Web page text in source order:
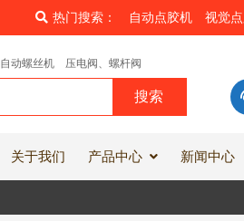
热门搜索： 自动点胶机 视觉
自动螺丝机 压电阀、螺杆阀
关于我们 产品中心 新闻中心